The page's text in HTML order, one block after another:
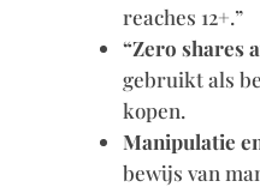
reaches 12+.”
“Zero shares
gebruikt als
kopen.
Manipulatie
bewijs van